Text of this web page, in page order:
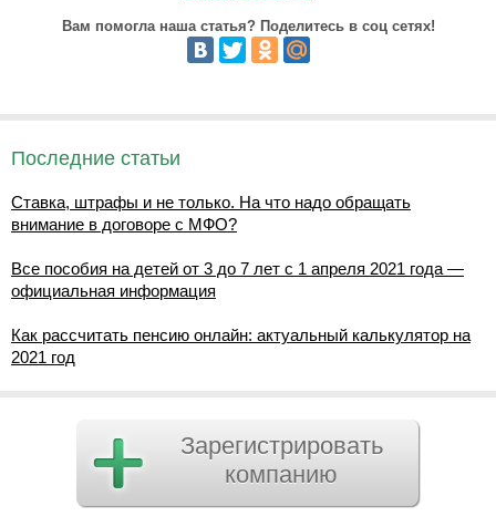
Вам помогла наша статья? Поделитесь в соц сетях!
Последние статьи
Ставка, штрафы и не только. На что надо обращать
внимание в договоре с МФО?
Все пособия на детей от 3 до 7 лет с 1 апреля 2021 года —
официальная информация
Как рассчитать пенсию онлайн: актуальный калькулятор на
2021 год
Зарегистрировать
компанию